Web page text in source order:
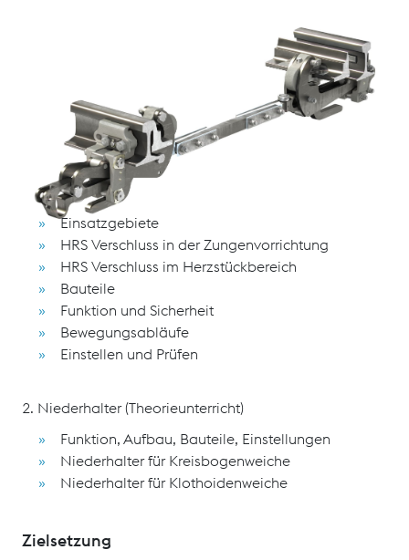
Das Seminar ist die beste Voraussetzung, sich
Grundkenntnisse über den HRS-Verschluss und
hydraulischen Niederhalter anzueignen oder seine
Fachkenntnisse weiter zu qualifizieren.
Schulungsinhalte
1. HRS Verschluss (Theorie- und Praxisunterricht)
Einsatzgebiete
HRS Verschluss in der Zungenvorrichtung
HRS Verschluss im Herzstückbereich
Bauteile
Funktion und Sicherheit
Bewegungsabläufe
Einstellen und Prüfen
2. Niederhalter (Theorieunterricht)
Funktion, Aufbau, Bauteile, Einstellungen
Niederhalter für Kreisbogenweiche
Niederhalter für Klothoidenweiche
Zielsetzung